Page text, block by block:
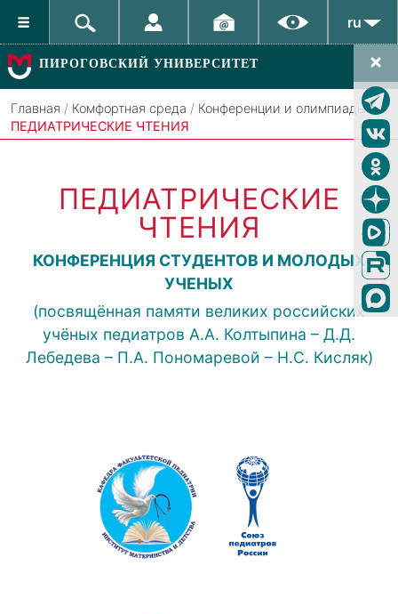
ru
ПИРОГОВСКИЙ УНИВЕРСИТЕТ
Главная / Комфортная среда / Конференции и олимпиады /
ПЕДИАТРИЧЕСКИЕ ЧТЕНИЯ
ПЕДИАТРИЧЕСКИЕ
ЧТЕНИЯ
КОНФЕРЕНЦИЯ СТУДЕНТОВ И МОЛОДЫХ
УЧЕНЫХ
(посвящённая памяти великих российских
учёных педиатров А.А. Колтыпина – Д.Д.
Лебедева – П.А. Пономаревой – Н.С. Кисляк)